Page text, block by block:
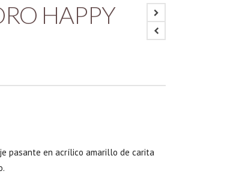
HAPPY
pasante en acrílico amarillo de carita